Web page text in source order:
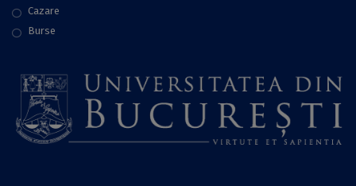
Cazare
Burse